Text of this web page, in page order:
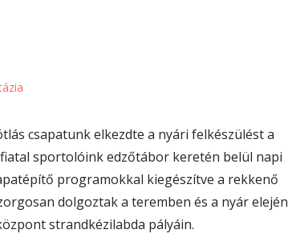
csapatunk elkezdte a nyári felkészülést a
sportolóink edzőtábor keretén belül napi
programokkal kiegészítve a rekkenő
dolgoztak a teremben és a nyár elején
strandkézilabda pályáin.